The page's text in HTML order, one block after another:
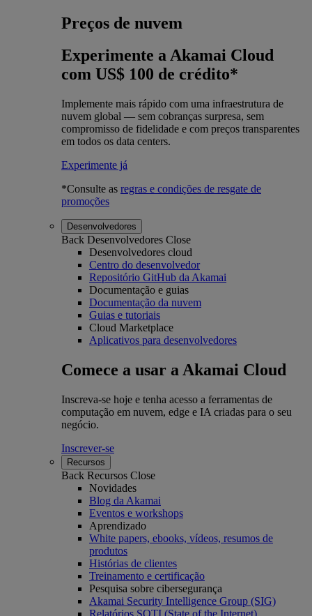
Preços de nuvem
Experimente a Akamai Cloud
com US$ 100 de crédito*
Implemente mais rápido com uma infraestrutura de
nuvem global — sem cobranças surpresa, sem
compromisso de fidelidade e com preços transparentes
em todos os data centers.
Experimente já
*Consulte as regras e condições de resgate de
promoções
Desenvolvedores
Back Desenvolvedores Close
Desenvolvedores cloud
Centro do desenvolvedor
Repositório GitHub da Akamai
Documentação e guias
Documentação da nuvem
Guias e tutoriais
Cloud Marketplace
Aplicativos para desenvolvedores
Comece a usar a Akamai Cloud
Inscreva-se hoje e tenha acesso a ferramentas de
computação em nuvem, edge e IA criadas para o seu
negócio.
Inscrever-se
Recursos
Back Recursos Close
Novidades
Blog da Akamai
Eventos e workshops
Aprendizado
White papers, ebooks, vídeos, resumos de
produtos
Histórias de clientes
Treinamento e certificação
Pesquisa sobre cibersegurança
Akamai Security Intelligence Group (SIG)